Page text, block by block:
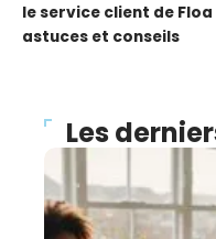
le service client de Floa
astuces et conseils
Les